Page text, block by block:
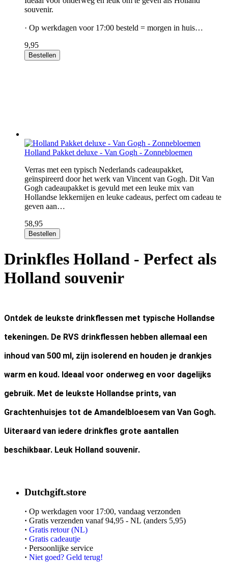
souvenir.
· Op werkdagen voor 17:00 besteld = morgen in huis…
9,95
Bestellen
Holland Pakket deluxe - Van Gogh - Zonnebloemen
Verras met een typisch Nederlands cadeaupakket,
geïnspireerd door het werk van Vincent van Gogh. Dit Van
Gogh cadeaupakket is gevuld met een leuke mix van
Hollandse lekkernijen en leuke cadeaus, perfect om cadeau te
geven aan…
58,95
Bestellen
Drinkfles Holland - Perfect als
Holland souvenir
Ontdek de leukste drinkflessen met typische Hollandse
tekeningen. De RVS drinkflessen hebben allemaal een
inhoud van 500 ml, zijn isolerend en houden je drankjes
warm en koud. Ideaal voor onderweg en voor dagelijks
gebruik. Met de leukste Hollandse prints, van
Grachtenhuisjes tot de Amandelbloesem van Van Gogh.
Uiteraard van iedere drinkfles grote aantallen
beschikbaar. Leuk Holland souvenir.
Dutchgift.store
· Op werkdagen voor 17:00, vandaag verzonden
· Gratis verzenden vanaf 94,95 - NL (anders 5,95)
· Gratis retour (NL)
· Gratis cadeautje
· Persoonlijke service
· Niet goed? Geld terug!